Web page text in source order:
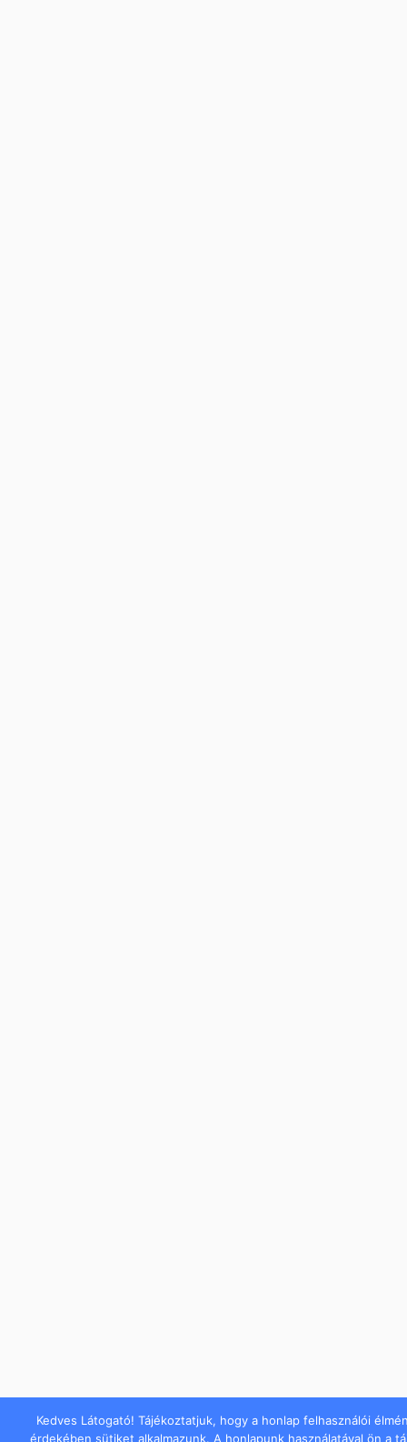
Kedves Látogató! Tájékoztatjuk, hogy a honlap felhasználói
érdekében sütiket alkalmazunk. A honlapunk használatával ön a